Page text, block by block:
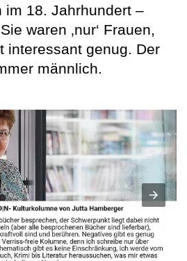
im 18. Jahrhundert –
waren ‚nur‘ Frauen,
interessant genug. Der
männlich.